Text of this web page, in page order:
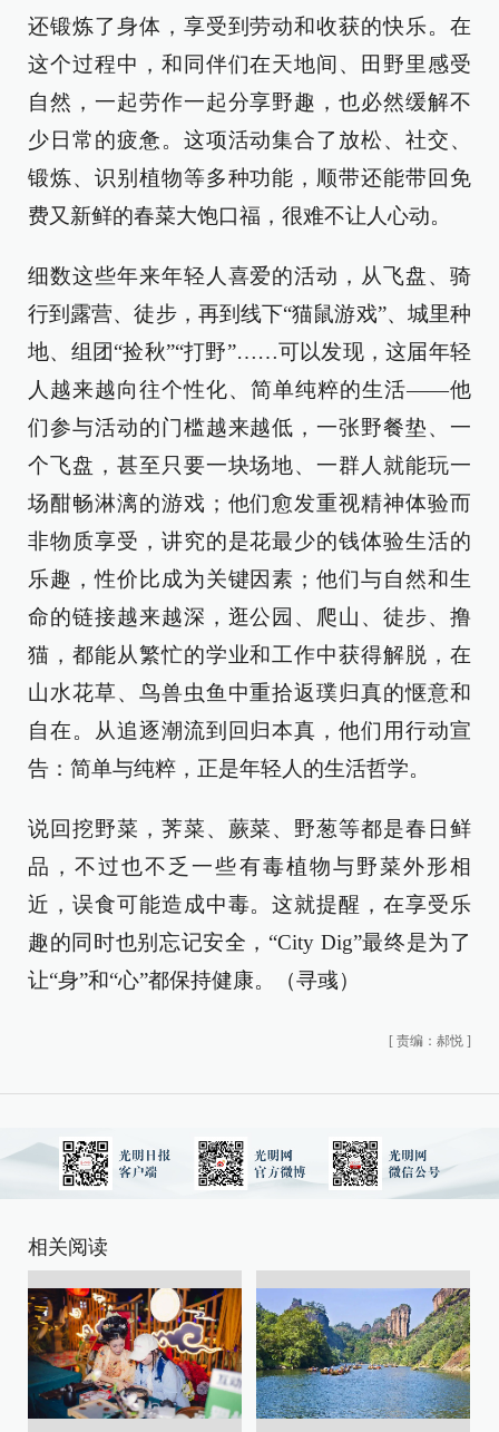
还锻炼了身体，享受到劳动和收获的快乐。在
这个过程中，和同伴们在天地间、田野里感受
自然，一起劳作一起分享野趣，也必然缓解不
少日常的疲惫。这项活动集合了放松、社交、
锻炼、识别植物等多种功能，顺带还能带回免
费又新鲜的春菜大饱口福，很难不让人心动。
细数这些年来年轻人喜爱的活动，从飞盘、骑
行到露营、徒步，再到线下“猫鼠游戏”、城里种
地、组团“捡秋”“打野”……可以发现，这届年轻
人越来越向往个性化、简单纯粹的生活——他
们参与活动的门槛越来越低，一张野餐垫、一
个飞盘，甚至只要一块场地、一群人就能玩一
场酣畅淋漓的游戏；他们愈发重视精神体验而
非物质享受，讲究的是花最少的钱体验生活的
乐趣，性价比成为关键因素；他们与自然和生
命的链接越来越深，逛公园、爬山、徒步、撸
猫，都能从繁忙的学业和工作中获得解脱，在
山水花草、鸟兽虫鱼中重拾返璞归真的惬意和
自在。从追逐潮流到回归本真，他们用行动宣
告：简单与纯粹，正是年轻人的生活哲学。
说回挖野菜，荠菜、蕨菜、野葱等都是春日鲜
品，不过也不乏一些有毒植物与野菜外形相
近，误食可能造成中毒。这就提醒，在享受乐
趣的同时也别忘记安全，“City Dig”最终是为了
让“身”和“心”都保持健康。（寻彧）
[ 责编：郝悦 ]
相关阅读